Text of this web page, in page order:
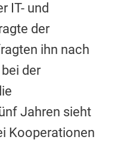
IT- und
der
ihn nach
der
Jahren sieht
Kooperationen